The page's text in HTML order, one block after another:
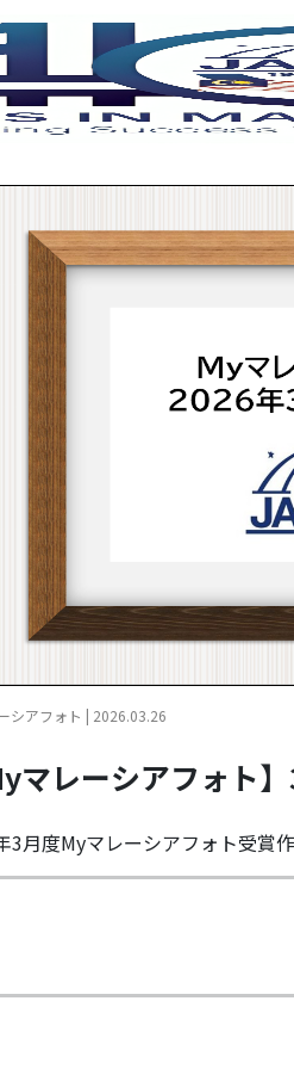
シアフォト | 2026.03.26
マレーシアフォト
3月度Myマレーシアフォト受賞